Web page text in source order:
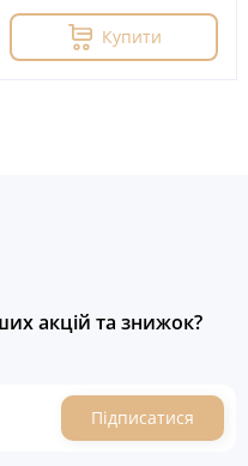
Купити
акцій та знижок?
Підписатися